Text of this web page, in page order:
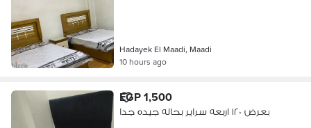
Hadayek El Maadi, Maadi
10 hours ago
EGP 1,500
بعرض ١٢٠ اربعه سراير بحاله جيده جدا